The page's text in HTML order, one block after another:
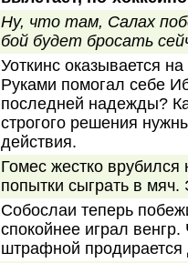
Ну, что там, Салах
бой будет бросать
Уоткинс оказывается
Руками помогал себе
последней надежды?
строгого решения
действия.
Гомес жестко
попытки сыграть в
Собослаи теперь
спокойнее играл
штрафной продирается